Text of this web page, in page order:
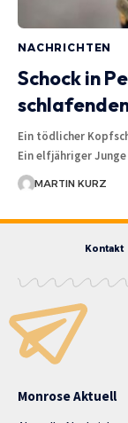
NACHRICHTEN
Schock in
Ein tödlicher
Ein elfjähriger
MARTIN KURZ
Kontakt
Monrose Aktuell